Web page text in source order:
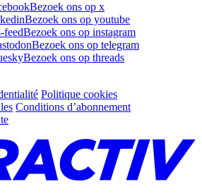
Bezoek ons op x
Bezoek ons op youtube
feedBezoek ons op instagram
Bezoek ons op telegram
Bezoek ons op threads
Politique cookies
Conditions d’abonnement